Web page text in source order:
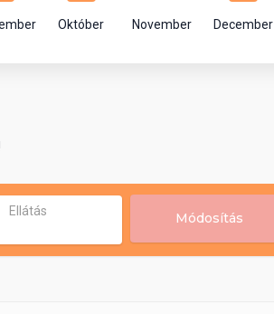
Október November December
Ellátás Módosítás